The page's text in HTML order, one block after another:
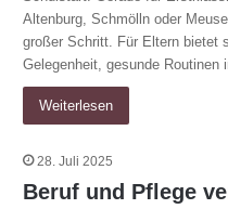
Altenburg, Schmölln oder
großer Schritt. Für Eltern bietet
Gelegenheit, gesunde
Weiterlesen
28. Juli 2025
Beruf und Pflege